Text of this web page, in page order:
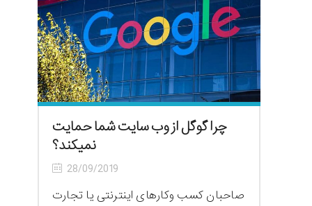
چرا گوگل از وب سایت شما حمایت
نمیکند؟
28/09/2019
صاحبان کسب وکارهای اینترنتی یا تجارت